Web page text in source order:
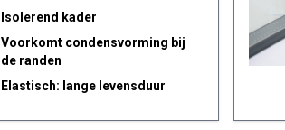
Isolerend kader
Voorkomt condensvorming bij
de randen
Elastisch: lange levensduur